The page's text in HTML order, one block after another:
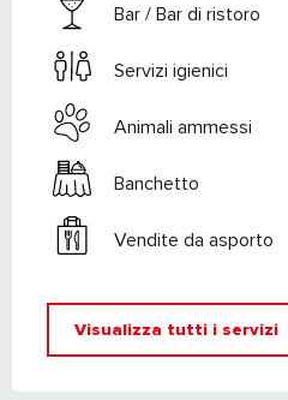
Bar / Bar di ristoro
Servizi igienici
Animali ammessi
Banchetto
Vendite da asporto
Visualizza tutti i servizi